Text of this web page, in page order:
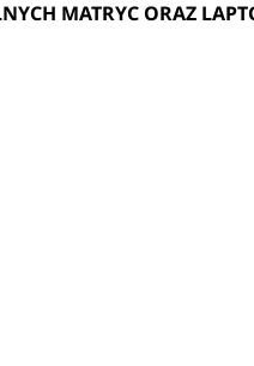
MATRYC ORAZ